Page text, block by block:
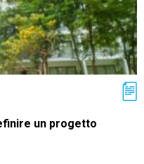
un progetto